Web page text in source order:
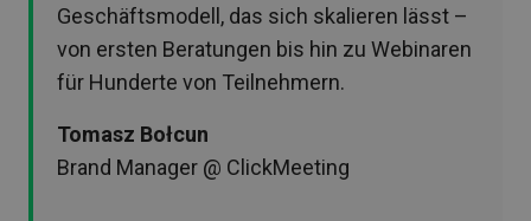
Geschäftsmodell, das sich skalieren lässt –
von ersten Beratungen bis hin zu Webinaren
für Hunderte von Teilnehmern.
Tomasz Bołcun
Brand Manager @ ClickMeeting